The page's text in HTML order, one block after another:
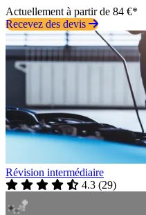
Actuellement à partir de 84 €*
Recevez des devis
Révision intermédiaire
4.3 (29)